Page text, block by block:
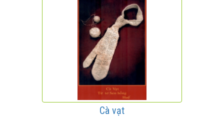
Cà vạt